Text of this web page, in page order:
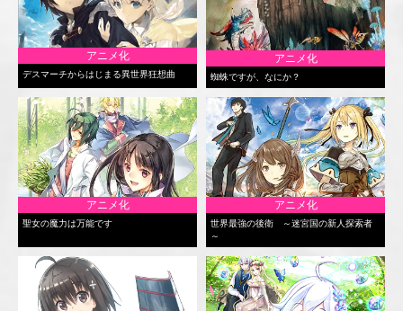
アニメ化
デスマーチからはじまる異世界狂想曲
アニメ化
蜘蛛ですが、なにか？
アニメ化
聖女の魔力は万能です
アニメ化
世界最強の後衛 ～迷宮国の新人探索者
～